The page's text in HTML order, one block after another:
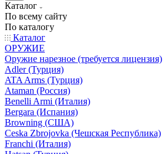
Каталог
По всему сайту
По каталогу
Каталог
ОРУЖИЕ
Оружие нарезное (требуется лицензия)
Adler (Турция)
ATA Arms (Турция)
Ataman (Россия)
Benelli Armi (Италия)
Bergara (Испания)
Browning (США)
Ceska Zbrojovka (Чешская Республика)
Franchi (Италия)